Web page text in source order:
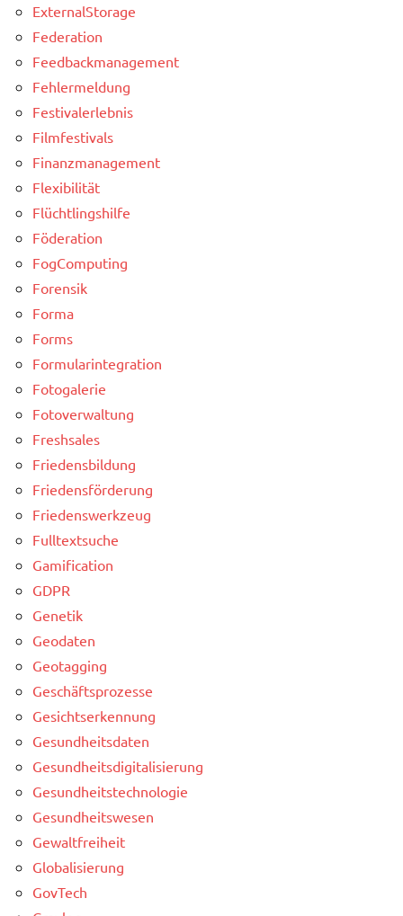
ExternalStorage
Federation
Feedbackmanagement
Fehlermeldung
Festivalerlebnis
Filmfestivals
Finanzmanagement
Flexibilität
Flüchtlingshilfe
Föderation
FogComputing
Forensik
Forma
Forms
Formularintegration
Fotogalerie
Fotoverwaltung
Freshsales
Friedensbildung
Friedensförderung
Friedenswerkzeug
Fulltextsuche
Gamification
GDPR
Genetik
Geodaten
Geotagging
Geschäftsprozesse
Gesichtserkennung
Gesundheitsdaten
Gesundheitsdigitalisierung
Gesundheitstechnologie
Gesundheitswesen
Gewaltfreiheit
Globalisierung
GovTech